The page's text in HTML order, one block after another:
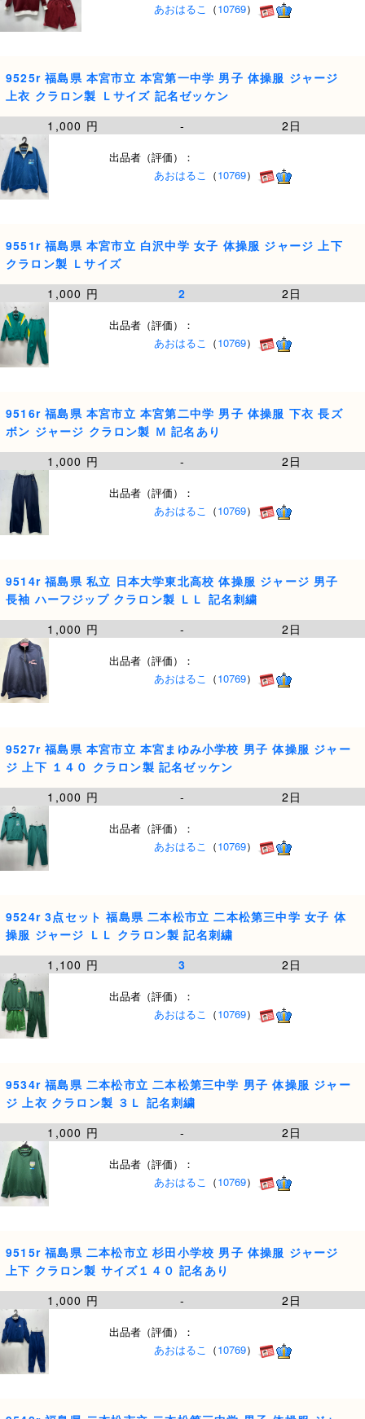
あおはるこ （10769）
9525r 福島県 本宮市立 本宮第一中学 男子 体操服 ジャージ
上衣 クラロン製 Ｌサイズ 記名ゼッケン
1,000 円
- 2日
出品者（評価）：
あおはるこ （10769）
9551r 福島県 本宮市立 白沢中学 女子 体操服 ジャージ 上下
クラロン製 Ｌサイズ
1,000 円
2 2日
出品者（評価）：
あおはるこ （10769）
9516r 福島県 本宮市立 本宮第二中学 男子 体操服 下衣 長ズ
ボン ジャージ クラロン製 Ｍ 記名あり
1,000 円
- 2日
出品者（評価）：
あおはるこ （10769）
9514r 福島県 私立 日本大学東北高校 体操服 ジャージ 男子
長袖 ハーフジップ クラロン製 ＬＬ 記名刺繍
1,000 円
- 2日
出品者（評価）：
あおはるこ （10769）
9527r 福島県 本宮市立 本宮まゆみ小学校 男子 体操服 ジャー
ジ 上下 １４０ クラロン製 記名ゼッケン
1,000 円
- 2日
出品者（評価）：
あおはるこ （10769）
9524r 3点セット 福島県 二本松市立 二本松第三中学 女子 体
操服 ジャージ ＬＬ クラロン製 記名刺繍
1,100 円
3 2日
出品者（評価）：
あおはるこ （10769）
9534r 福島県 二本松市立 二本松第三中学 男子 体操服 ジャー
ジ 上衣 クラロン製 ３Ｌ 記名刺繍
1,000 円
- 2日
出品者（評価）：
あおはるこ （10769）
9515r 福島県 二本松市立 杉田小学校 男子 体操服 ジャージ
上下 クラロン製 サイズ１４０ 記名あり
1,000 円
- 2日
出品者（評価）：
あおはるこ （10769）